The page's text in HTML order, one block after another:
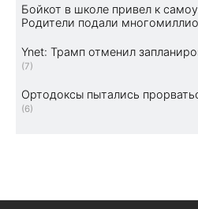
Бойкот в школе привел к
Родители подали
Ynet: Трамп отменил
(7)
Ортодоксы пытались
(6)